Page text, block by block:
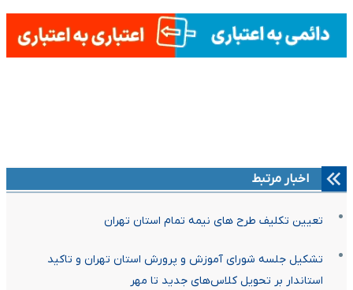
اخبار مرتبط
تعیین تکلیف طرح های نیمه تمام استان تهران
تشکیل جلسه شورای آموزش و پرورش استان تهران و تاکید
استاندار بر تحویل کلاس‌های جدید تا مهر